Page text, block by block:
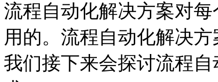
流程自动化解决方案对
用的。流程自动化解决
我们接下来会探讨流程